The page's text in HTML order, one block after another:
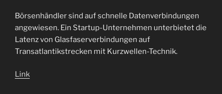
Börsenhändler sind auf schnelle Datenverbindungen
angewiesen. Ein Startup-Unternehmen unterbietet die
Latenz von Glasfaserverbindungen auf
Transatlantikstrecken mit Kurzwellen-Technik.
Link